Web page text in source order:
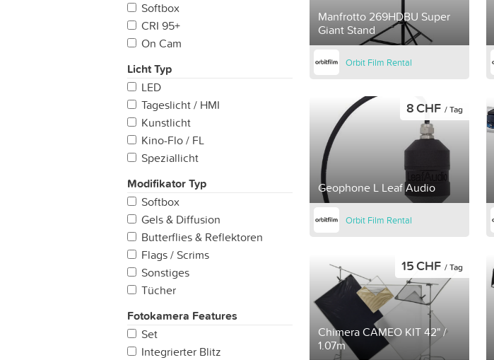
24mm)
Variabel: Super Tele (200mm
+)
Softbox
CRI 95+
On Cam
Licht Typ
LED
Tageslicht / HMI
Kunstlicht
Kino-Flo / FL
Speziallicht
Modifikator Typ
Softbox
Gels & Diffusion
Butterflies & Reflektoren
Flags / Scrims
Sonstiges
Tücher
Fotokamera Features
Set
Integrierter Blitz
Manfrotto 269HDBU Super
Giant Stand
Orbit Film Rental
Geophone L Leaf Audio
8 CHF / Tag
Orbit Film Rental
Chimera CAMEO KIT 42" /
1.07m
15 CHF / Tag